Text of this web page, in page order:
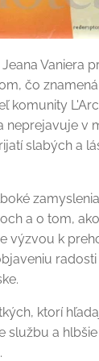
Vaniera
čo
komunity
neprejavuje v
slabých a
a o tom,
výzvou k
ktorí
službu a